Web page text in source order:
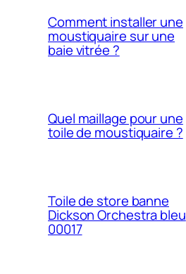
Comment installer une
moustiquaire sur une
baie vitrée ?
Quel maillage pour une
toile de moustiquaire ?
Toile de store banne
Dickson Orchestra bleu
00017